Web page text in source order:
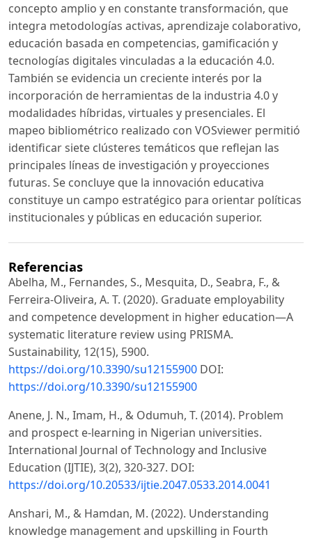
concepto amplio y en constante transformación, que
integra metodologías activas, aprendizaje colaborativo,
educación basada en competencias, gamificación y
tecnologías digitales vinculadas a la educación 4.0.
También se evidencia un creciente interés por la
incorporación de herramientas de la industria 4.0 y
modalidades híbridas, virtuales y presenciales. El
mapeo bibliométrico realizado con VOSviewer permitió
identificar siete clústeres temáticos que reflejan las
principales líneas de investigación y proyecciones
futuras. Se concluye que la innovación educativa
constituye un campo estratégico para orientar políticas
institucionales y públicas en educación superior.
Referencias
Abelha, M., Fernandes, S., Mesquita, D., Seabra, F., &
Ferreira-Oliveira, A. T. (2020). Graduate employability
and competence development in higher education—A
systematic literature review using PRISMA.
Sustainability, 12(15), 5900.
https://doi.org/10.3390/su12155900 DOI:
https://doi.org/10.3390/su12155900
Anene, J. N., Imam, H., & Odumuh, T. (2014). Problem
and prospect e-learning in Nigerian universities.
International Journal of Technology and Inclusive
Education (IJTIE), 3(2), 320-327. DOI:
https://doi.org/10.20533/ijtie.2047.0533.2014.0041
Anshari, M., & Hamdan, M. (2022). Understanding
knowledge management and upskilling in Fourth